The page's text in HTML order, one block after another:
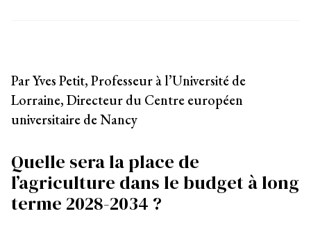
Par Yves Petit, Professeur à l’Université de
Lorraine, Directeur du Centre européen
universitaire de Nancy
Quelle sera la place de
l’agriculture dans le budget à long
terme 2028-2034 ?